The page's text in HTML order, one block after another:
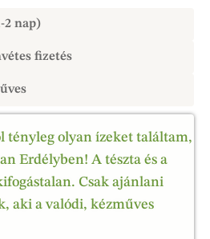
2 nap)
fizetés
tényleg olyan ízeket találtam,
Erdélyben! A tészta és a
Csak ajánlani
aki a valódi, kézműves